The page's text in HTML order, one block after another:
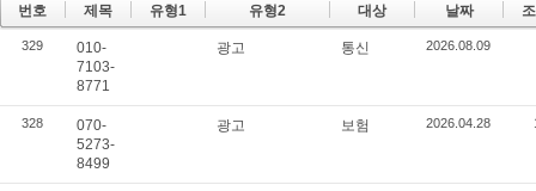
번호 제목 유형1 유형2 대상 날짜
329
010-
7103-
8771
광고 통신 2026.08.09
328
070-
5273-
8499
광고 보험 2026.04.28